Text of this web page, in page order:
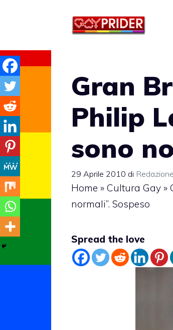
Gran
Philip
sono
29 Aprile 2010 di Redazione
Home » Cultura Gay »
normali”. Sospeso
Spread the love